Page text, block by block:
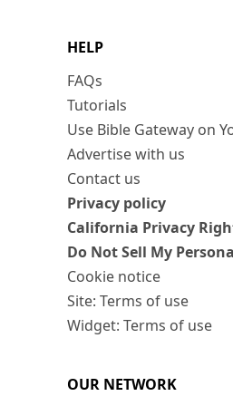
HELP
FAQs
Tutorials
Use Bible Gateway on
Advertise with us
Contact us
Privacy policy
California Privacy
Do Not Sell My
Cookie notice
Site: Terms of use
Widget: Terms of use
OUR NETWORK